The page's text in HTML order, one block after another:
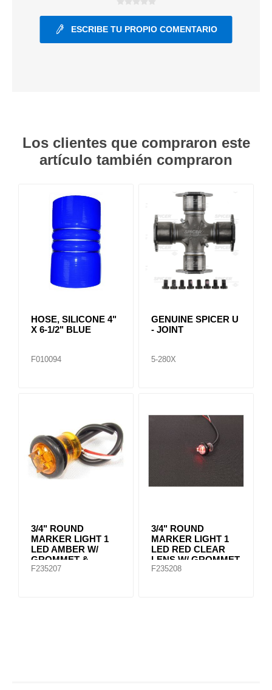
ESCRIBE TU PROPIO COMENTARIO
Los clientes que compraron este
artículo también compraron
HOSE, SILICONE 4"
X 6-1/2" BLUE
F010094
GENUINE SPICER U
- JOINT
5-280X
3/4" ROUND
MARKER LIGHT 1
LED AMBER W/
GROMMET &
CABLE
F235207
3/4" ROUND
MARKER LIGHT 1
LED RED CLEAR
LENS W/ GROMMET
& CABLE
F235208